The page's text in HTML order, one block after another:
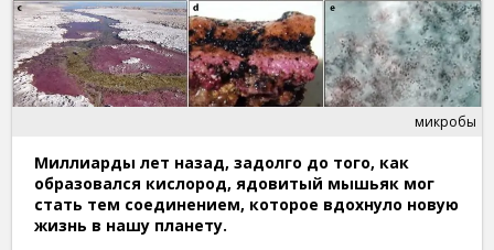
микробы
Миллиарды лет назад, задолго до того, как
образовался кислород, ядовитый мышьяк мог
стать тем соединением, которое вдохнуло новую
жизнь в нашу планету.